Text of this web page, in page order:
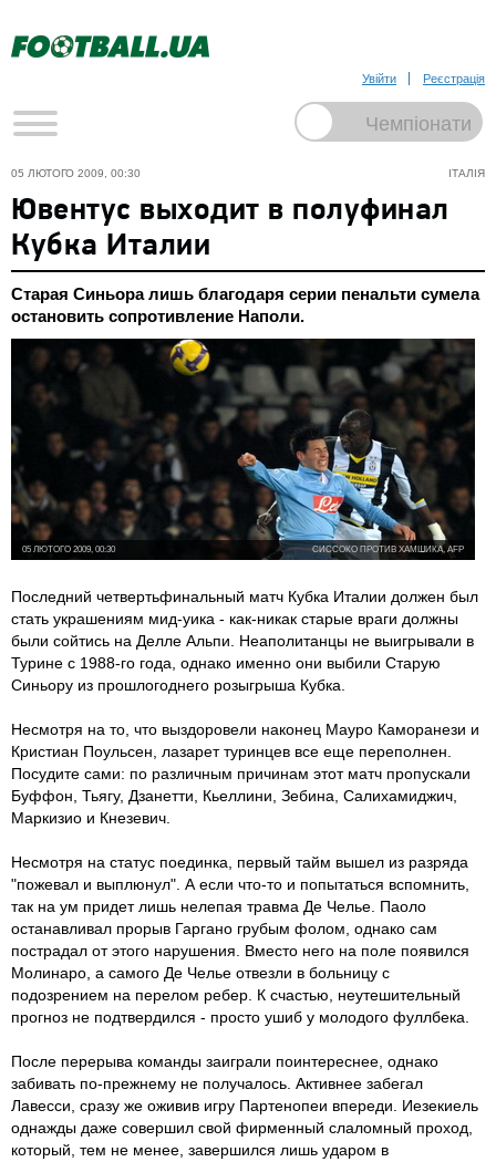
Увійти Реєстрація
ІТАЛІЯ
05 ЛЮТОГО 2009, 00:30
Ювентус выходит в полуфинал
Кубка Италии
Старая Синьора лишь благодаря серии пенальти сумела
остановить сопротивление Наполи.
СИССОКО ПРОТИВ ХАМШИКА, AFP
05 ЛЮТОГО 2009, 00:30
Последний четвертьфинальный матч Кубка Италии должен был
стать украшениям мид-уика - как-никак старые враги должны
были сойтись на Делле Альпи. Неаполитанцы не выигрывали в
Турине с 1988-го года, однако именно они выбили Старую
Синьору из прошлогоднего розыгрыша Кубка.
Несмотря на то, что выздоровели наконец Мауро Каморанези и
Кристиан Поульсен, лазарет туринцев все еще переполнен.
Посудите сами: по различным причинам этот матч пропускали
Буффон, Тьягу, Дзанетти, Кьеллини, Зебина, Салихамиджич,
Маркизио и Кнезевич.
Несмотря на статус поединка, первый тайм вышел из разряда
"пожевал и выплюнул". А если что-то и попытаться вспомнить,
так на ум придет лишь нелепая травма Де Челье. Паоло
останавливал прорыв Гаргано грубым фолом, однако сам
пострадал от этого нарушения. Вместо него на поле появился
Молинаро, а самого Де Челье отвезли в больницу с
подозрением на перелом ребер. К счастью, неутешительный
прогноз не подтвердился - просто ушиб у молодого фуллбека.
После перерыва команды заиграли поинтереснее, однако
забивать по-прежнему не получалось. Активнее забегал
Лавесси, сразу же оживив игру Партенопеи впереди. Иезекиель
однажды даже совершил свой фирменный слаломный проход,
который, тем не менее, завершился лишь ударом в